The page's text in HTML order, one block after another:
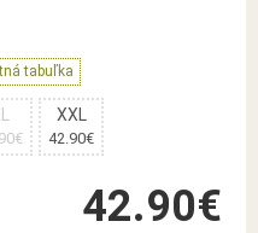
tabuľka
XXL
42.90€
42.90€